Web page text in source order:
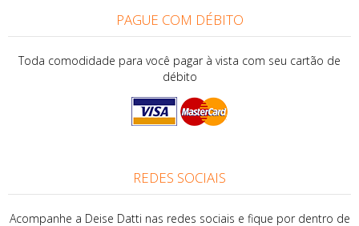
PAGUE COM DÉBITO
Toda comodidade para você pagar à vista com seu cartão de
débito
REDES SOCIAIS
Acompanhe a Deise Datti nas redes sociais e fique por dentro de